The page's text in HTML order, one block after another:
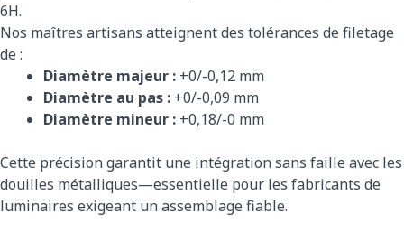
6H.
Nos maîtres artisans atteignent des tolérances de filetage
de :
Diamètre majeur : +0/-0,12 mm
Diamètre au pas : +0/-0,09 mm
Diamètre mineur : +0,18/-0 mm
Cette précision garantit une intégration sans faille avec les
douilles métalliques—essentielle pour les fabricants de
luminaires exigeant un assemblage fiable.